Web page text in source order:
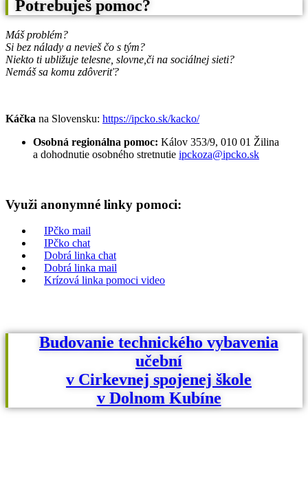
Potrebuješ pomoc?
Máš problém?
Si bez nálady a nevieš čo s tým?
Niekto ti ubližuje telesne, slovne, či na sociálnej sieti?
Nemáš sa komu zdôveriť?
Káčka na Slovensku: https://ipcko.sk/kacko/
Osobná regionálna pomoc: Kálov 353/9, 010 01 Žilina
a dohodnutie osobného stretnutie ipckoza@ipcko.sk
Využi anonymné linky pomoci:
IPčko mail
IPčko chat
Dobrá linka chat
Dobrá linka mail
Krízová linka pomoci video
Budovanie technického vybavenia
učební
v Cirkevnej spojenej škole
v Dolnom Kubíne